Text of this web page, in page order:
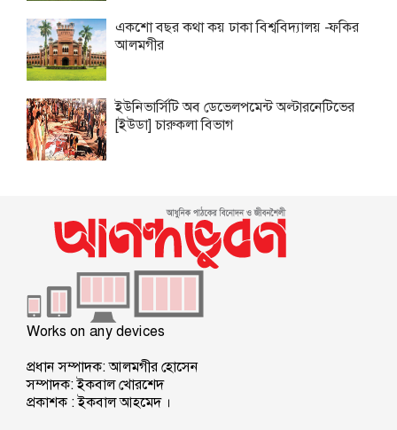
একশো বছর কথা কয় ঢাকা বিশ্ববিদ্যালয় -ফকির
আলমগীর
ইউনিভার্সিটি অব ডেভেলপমেন্ট অল্টারনেটিভের
[ইউডা] চারুকলা বিভাগ
Works on any devices
প্রধান সম্পাদক: আলমগীর হোসেন
সম্পাদক: ইকবাল খোরশেদ
প্রকাশক : ইকবাল আহমেদ ।